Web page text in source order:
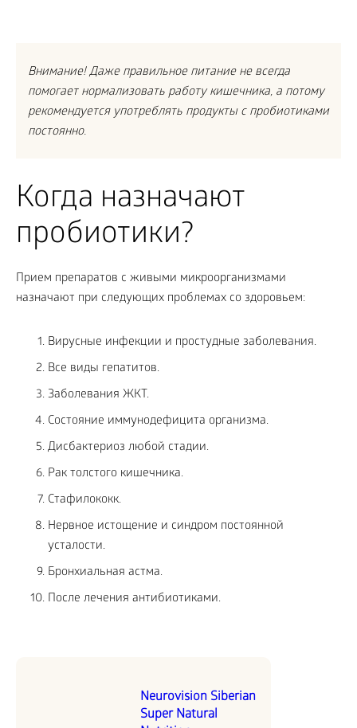
Внимание! Даже правильное питание не всегда
помогает нормализовать работу кишечника, а потому
рекомендуется употреблять продукты с пробиотиками
постоянно.
Когда назначают
пробиотики?
Прием препаратов с живыми микроорганизмами
назначают при следующих проблемах со здоровьем:
Вирусные инфекции и простудные заболевания.
Все виды гепатитов.
Заболевания ЖКТ.
Состояние иммунодефицита организма.
Дисбактериоз любой стадии.
Рак толстого кишечника.
Стафилококк.
Нервное истощение и синдром постоянной
усталости.
Бронхиальная астма.
После лечения антибиотиками.
Neurovision Siberian
Super Natural